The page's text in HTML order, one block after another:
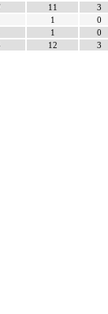
11
3
1
0
1
0
12 3